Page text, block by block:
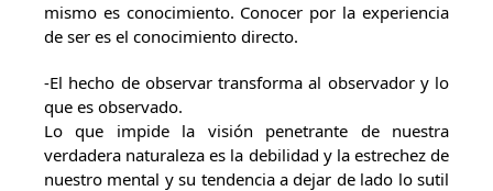
mismo es conocimiento. Conocer por la experiencia
de ser es el conocimiento directo.
-El hecho de observar transforma al observador y lo
que es observado.
Lo que impide la visión penetrante de nuestra
verdadera naturaleza es la debilidad y la estrechez de
nuestro mental y su tendencia a dejar de lado lo sutil